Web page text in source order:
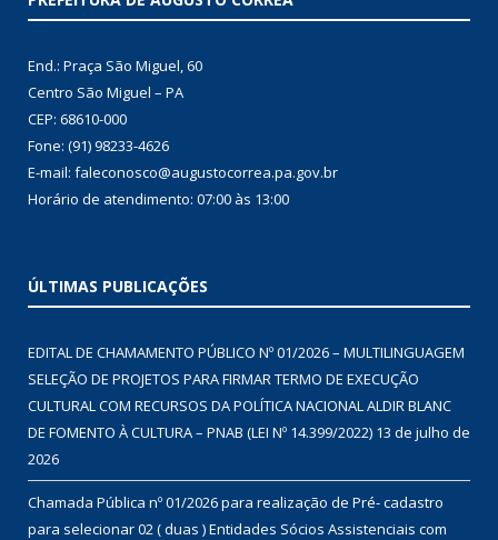
End.: Praça São Miguel, 60
Centro São Miguel – PA
CEP: 68610-000
Fone: (91) 98233-4626
E-mail: faleconosco@augustocorrea.pa.gov.br
Horário de atendimento: 07:00 às 13:00
ÚLTIMAS PUBLICAÇÕES
EDITAL DE CHAMAMENTO PÚBLICO Nº 01/2026 – MULTILINGUAGEM
SELEÇÃO DE PROJETOS PARA FIRMAR TERMO DE EXECUÇÃO
CULTURAL COM RECURSOS DA POLÍTICA NACIONAL ALDIR BLANC
DE FOMENTO À CULTURA – PNAB (LEI Nº 14.399/2022) 13 de julho de
2026
Chamada Pública nº 01/2026 para realização de Pré- cadastro
para selecionar 02 ( duas ) Entidades Sócios Assistenciais com